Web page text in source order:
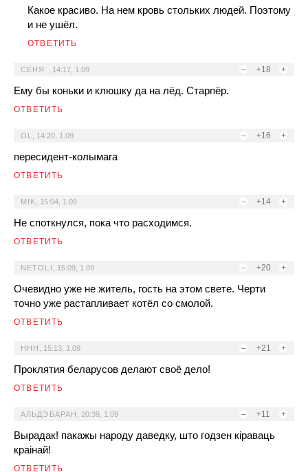
Какое красиво. На нем кровь стольких людей. Поэтому
и не ушёл.
ОТВЕТИТЬ
– +18 +
СЕНЯ 14:17, 1.09
Ему бы коньки и клюшку да на лёд. Старпёр.
ОТВЕТИТЬ
– +16 +
OL 14:20, 1.09
пересидент-колымага
ОТВЕТИТЬ
– +14 +
MIK 15:04, 1.09
Не споткнулся, пока что расходимся.
ОТВЕТИТЬ
– +20 +
NETOLI 15:09, 1.09
Очевидно уже не житель, гость на этом свете. Черти
точно уже растапливает котёл со смолой.
ОТВЕТИТЬ
– +21 +
HHH 15:13, 1.09
Проклятия беларусов делают своё дело!
ОТВЕТИТЬ
– +11 +
АЛЬДЭБАРАН 20:39, 1.09
Вырадак! пакажы народу даведку, што годзен кіраваць
краінай!
ОТВЕТИТЬ